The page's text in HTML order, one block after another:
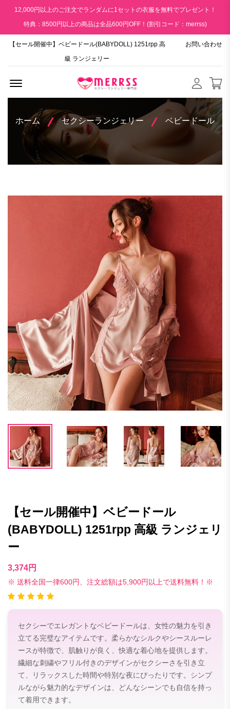
12,000円以上のご注文でランダムに1セットの衣服を無料でプレゼント！
特典：8500円以上の商品は全品600円OFF！(割引コード：merrss)
【セール開催中】ベビードール(BABYDOLL) 1251rpp 高
級 ランジェリー
お問い合わせ
ホーム セクシーランジェリー ベビードール
【セール開催中】ベビードール
(BABYDOLL) 1251rpp 高級 ランジェリ
ー
3,374円
※ 送料全国一律600円、注文総額は5,900円以上で送料無料！※
セクシーでエレガントなベビードールは、女性の魅力を引き
立てる完璧なアイテムです。柔らかなシルクやシースルーレ
ースが特徴で、肌触りが良く、快適な着心地を提供します。
繊細な刺繍やフリル付きのデザインがセクシーさを引き立
て、リラックスした時間や特別な夜にぴったりです。シンプ
ルながら魅力的なデザインは、どんなシーンでも自信を持っ
て着用できます。